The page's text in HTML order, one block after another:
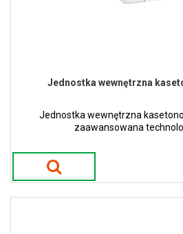
Jednostka wewnętrzna
Jednostka wewnętrzna
zaawansowana